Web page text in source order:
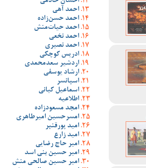
احمد آهی
احمد حسن‌زاده
احمد حیات‌منش
احمد نخعی
احمد نصیری
ادریس کوچکی
اردشیر سعدمحمدی
ارشاد یوسفی
اسپانسر
اسماعیل کیانی
اطلاعیه
امجد مسعودزاده
امسرحسین امیرطاهری
امید پورقنبر
امید زارع
امیر حاج رضایی
امیر حسین بنی اسد
امیر حسین صالحی منش